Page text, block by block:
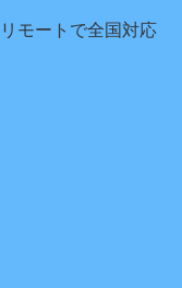
モートで全国対応